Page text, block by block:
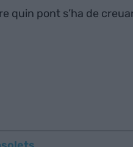
quin pont s’ha de